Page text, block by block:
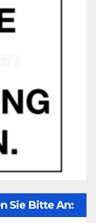
Sie Bitte An: